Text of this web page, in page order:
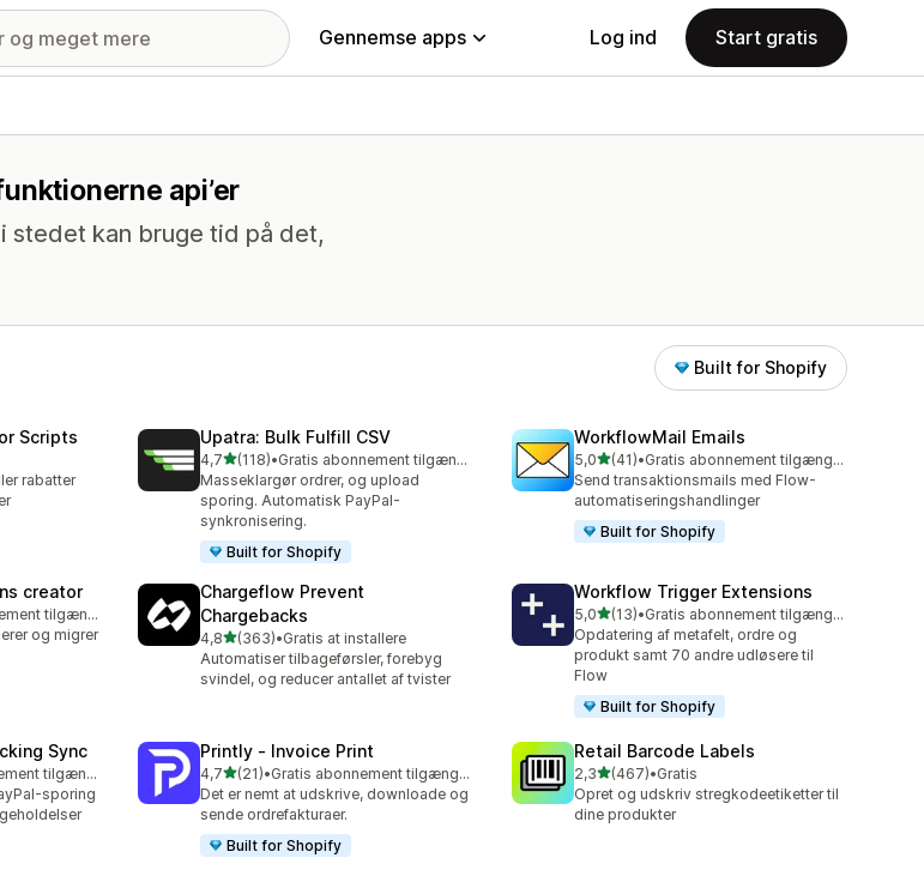
Gennemse apps Log ind Start gratis
api’er
stedet kan bruge tid på det,
Built for Shopify
Scripts
rabatter
Upatra: Bulk Fulfill CSV
4,7ud af 5 stjerner
(118)
118 anmeldelser i alt
•
Gratis abonnement tilgængeligt
Masseklargør ordrer, og upload
sporing. Automatisk PayPal-
synkronisering.
Built for Shopify
WorkflowMail Emails
5,0ud af 5 stjerner
(41)
41 anmeldelser i alt
•
Gratis abonnement tilgængeligt
Send transaktionsmails med Flow-
automatiseringshandlinger
Built for Shopify
creator
Gratis abonnement tilgængeligt
og migrer
Chargeflow Prevent
Chargebacks
4,8ud af 5 stjerner
(363)
363 anmeldelser i alt
•Gratis at installere
Automatiser tilbageførsler, forebyg
svindel, og reducer antallet af tvister
Workflow Trigger Extensions
5,0ud af 5 stjerner
(13)
13 anmeldelser i alt
•
Gratis abonnement tilgængeligt
Opdatering af metafelt, ordre og
produkt samt 70 andre udløsere til
Flow
Built for Shopify
Sync
Gratis abonnement tilgængeligt
sporing
Printly ‑ Invoice Print
4,7ud af 5 stjerner
(21)
21 anmeldelser i alt
•
Gratis abonnement tilgængeligt
Det er nemt at udskrive, downloade og
sende ordrefakturaer.
Built for Shopify
Retail Barcode Labels
2,3ud af 5 stjerner
(467)
467 anmeldelser i alt
•Gratis
Opret og udskriv stregkodeetiketter til
dine produkter